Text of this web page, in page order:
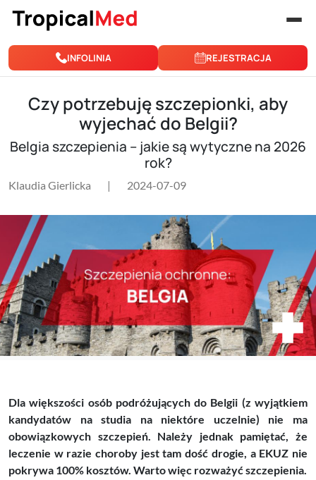
Przejdź do treści
INFOLINIA REJESTRACJA
Czy potrzebuję szczepionki, aby
wyjechać do Belgii?
Belgia szczepienia – jakie są wytyczne na 2026
rok?
Klaudia Gierlicka | 2024-07-09
Dla większości osób podróżujących do Belgii (z wyjątkiem
kandydatów na studia na niektóre uczelnie) nie ma
obowiązkowych szczepień. Należy jednak pamiętać, że
leczenie w razie choroby jest tam dość drogie, a EKUZ nie
pokrywa 100% kosztów. Warto więc rozważyć szczepienia.